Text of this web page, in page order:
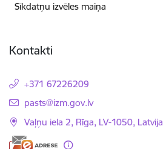
Sīkdatņu izvēles maiņa
Kontakti
+371 67226209
E-pasts:
pasts@izm.gov.lv
Vaļņu iela 2, Rīga, LV-1050, Latvija